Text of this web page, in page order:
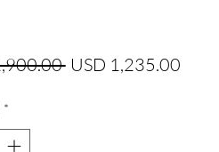
Precio
USD 1,235.00Precio
*